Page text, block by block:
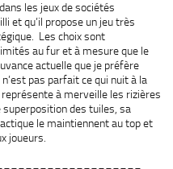
les jeux de sociétés
et qu’il propose un jeu très
Les choix sont
au fur et à mesure que le
actuelle que je préfère
pas parfait ce qui nuit à la
à merveille les rizières
superposition des tuiles, sa
le maintiennent au top et
joueurs.